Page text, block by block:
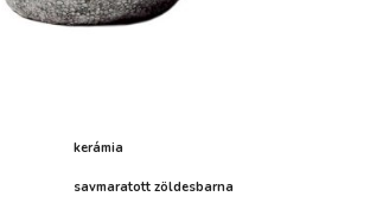
kerámia
savmaratott zöldesbarna